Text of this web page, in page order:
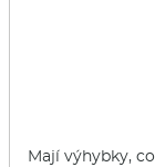
Mají výhybky,